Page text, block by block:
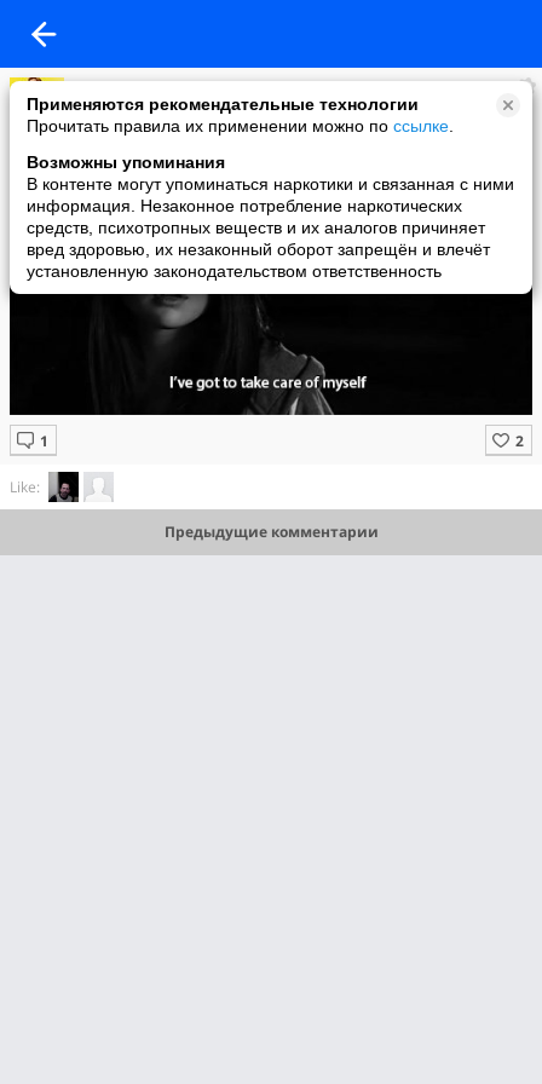
Применяются рекомендательные технологии
Прочитать правила их применении можно по ссылке
Возможны упоминания
В контенте могут упоминаться наркотики и связанная с ними
информация. Незаконное потребление наркотических
средств, психотропных веществ и их аналогов причиняет
вред здоровью, их незаконный оборот запрещён и влечёт
установленную законодательством ответственность
.LOLIPOP
added a photo
18 Mar в 20:04
Like:
Предыдущие комментарии